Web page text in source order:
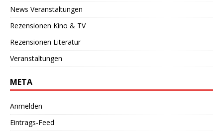
News Veranstaltungen
Rezensionen Kino & TV
Rezensionen Literatur
Veranstaltungen
META
Anmelden
Eintrags-Feed